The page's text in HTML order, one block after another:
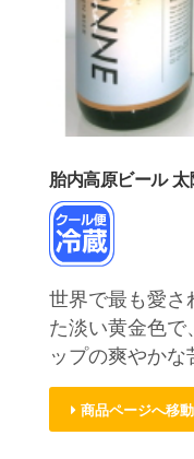
胎内高原ビール
世界で最も愛さ
た淡い黄金色
ップの爽やかな
商品ページへ移